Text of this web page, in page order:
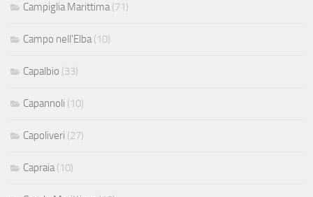
Campiglia Marittima (71)
Campo nell'Elba (10)
Capalbio (33)
Capannoli (10)
Capoliveri (27)
Capraia (10)